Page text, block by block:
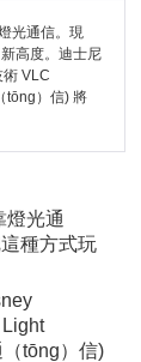
光通信。現
高度。迪士尼
VLC
tōng）信) 將
燈光通
種方式玩
tōng）信)